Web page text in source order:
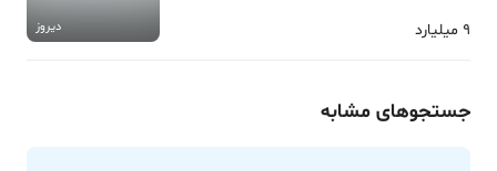
9 میلیارد دیروز
جستجوهای مشابه